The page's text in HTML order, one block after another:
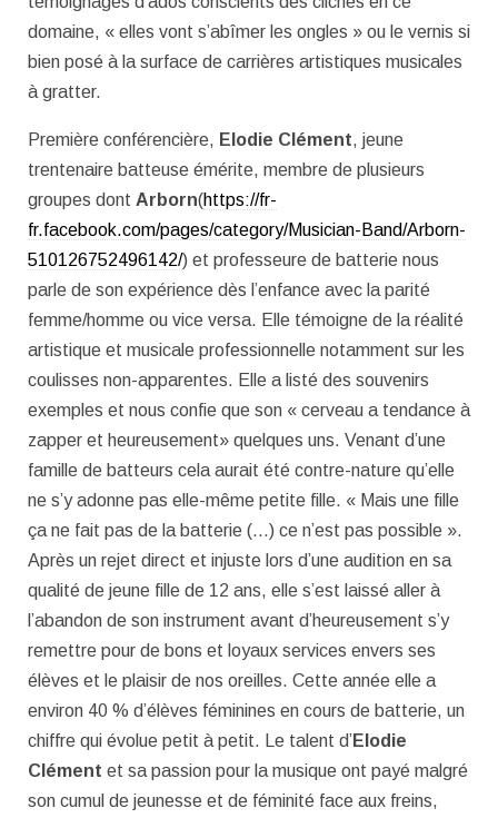
domaine, « elles vont s’abîmer les ongles » ou le vernis si
bien posé à la surface de carrières artistiques musicales
à gratter.
Première conférencière, Elodie Clément, jeune
trentenaire batteuse émérite, membre de plusieurs
groupes dont Arborn(https://fr-
fr.facebook.com/pages/category/Musician-Band/Arborn-
510126752496142/) et professeure de batterie nous
parle de son expérience dès l’enfance avec la parité
femme/homme ou vice versa. Elle témoigne de la réalité
artistique et musicale professionnelle notamment sur les
coulisses non-apparentes. Elle a listé des souvenirs
exemples et nous confie que son « cerveau a tendance à
zapper et heureusement» quelques uns. Venant d’une
famille de batteurs cela aurait été contre-nature qu’elle
ne s’y adonne pas elle-même petite fille. « Mais une fille
ça ne fait pas de la batterie (…) ce n’est pas possible ».
Après un rejet direct et injuste lors d’une audition en sa
qualité de jeune fille de 12 ans, elle s’est laissé aller à
l’abandon de son instrument avant d’heureusement s’y
remettre pour de bons et loyaux services envers ses
élèves et le plaisir de nos oreilles. Cette année elle a
environ 40 % d’élèves féminines en cours de batterie, un
chiffre qui évolue petit à petit. Le talent d’Elodie
Clément et sa passion pour la musique ont payé malgré
son cumul de jeunesse et de féminité face aux freins,